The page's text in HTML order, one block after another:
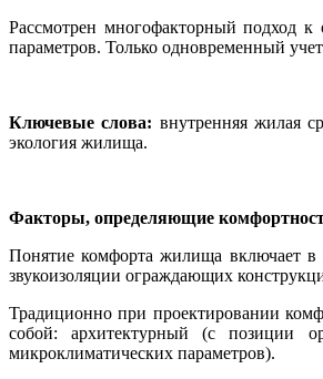
Рассмотрен многофакторный подход
параметров. Только одновременный
Ключевые слова: внутренняя жилая
экология жилища.
Факторы, определяющие
Понятие комфорта жилища включает в
звукоизоляции ограждающих
Традиционно при проектировании
собой: архитектурный (с позиции
микроклиматических параметров).